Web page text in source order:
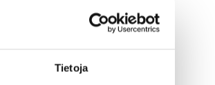
Tietoja